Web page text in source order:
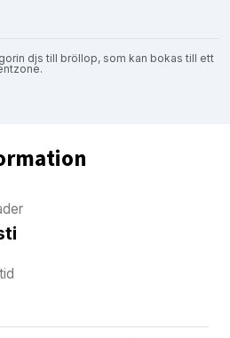
djs till bröllop, som kan bokas till ett